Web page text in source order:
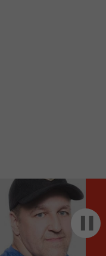
Player